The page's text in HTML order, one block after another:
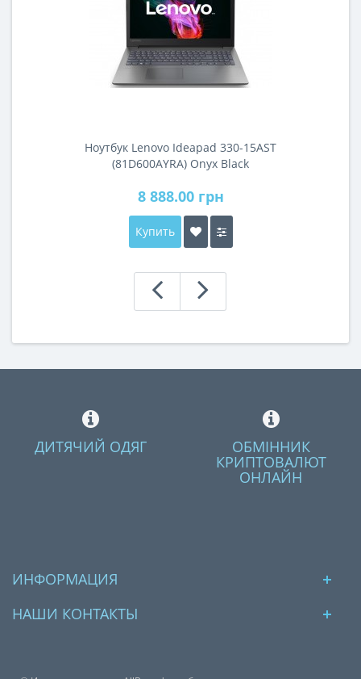
Ноутбук Lenovo Ideapad 330-15AST
(81D600AYRA) Onyx Black
8 888.00 грн
Купить
ДИТЯЧИЙ ОДЯГ ОБМІННИК
КРИПТОВАЛЮТ
ОНЛАЙН
ИНФОРМАЦИЯ
НАШИ КОНТАКТЫ